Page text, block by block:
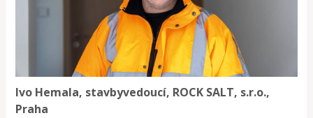
Ivo Hemala, stavbyvedoucí​, ROCK SALT, s.r.o.,
Praha